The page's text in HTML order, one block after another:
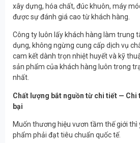
xây dựng, hóa chất, đúc khuôn, máy
được sự đánh giá cao từ khách hàng.
Công ty luôn lấy khách hàng làm trung
dụng, không ngừng cung cấp dịch vụ
cam kết dành trọn nhiệt huyết và kỹ
sản phẩm của khách hàng luôn trong
nhất.
Chất lượng bắt nguồn từ chi tiết — Chi
bại
Muốn thương hiệu vươn tầm thế giới thì
phẩm phải đạt tiêu chuẩn quốc tế.